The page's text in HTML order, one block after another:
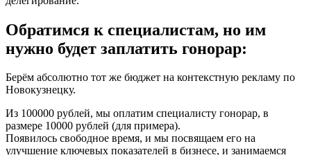
Обратимся к специалистам, но им
нужно будет заплатить гонорар:
Берём абсолютно тот же бюджет на контекстную рекламу по
Новокузнецку.
Из 100000 рублей, мы оплатим специалисту гонорар, в
размере 10000 рублей (для примера).
Появилось свободное время, и мы посвящаем его на
улучшение ключевых показателей в бизнесе, и занимаемся